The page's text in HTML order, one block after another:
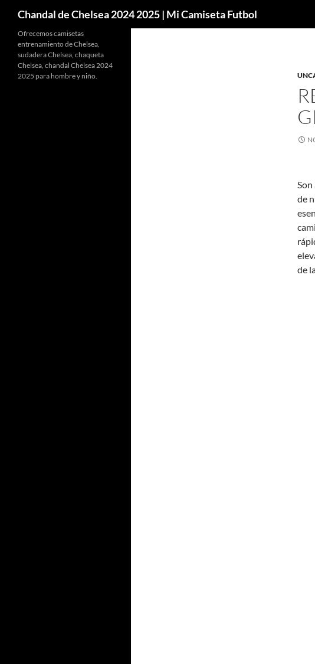
Chandal de Chelsea 2024 2025 | Mi Camiseta Futbol
de
de
Ofrecemos camisetas
entrenamiento de Chelsea,
sudadera Chelsea, chaqueta
Chelsea, chandal Chelsea 2024
2025 para hombre y niño.